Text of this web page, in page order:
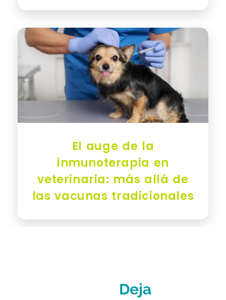
El auge de la
inmunoterapia en
veterinaria: más allá de
las vacunas tradicionales
Deja